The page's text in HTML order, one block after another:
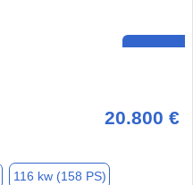
20.800 €
116 kw (158 PS)